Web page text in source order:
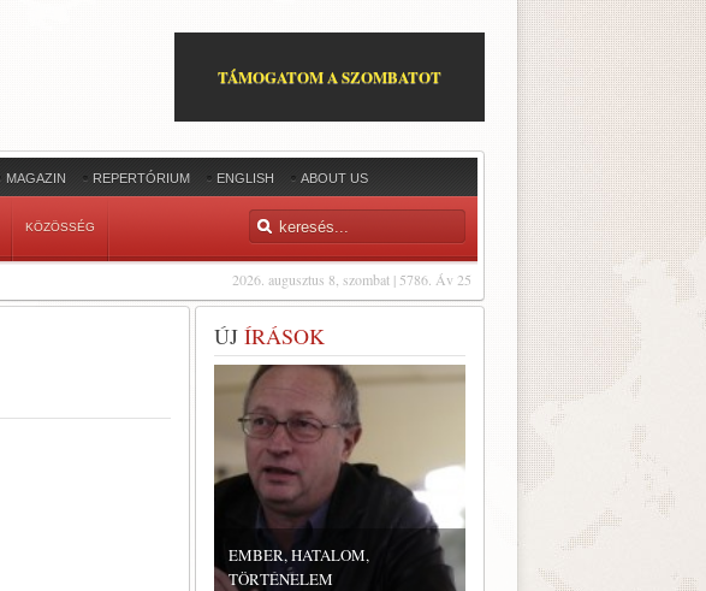
TÁMOGATOM A SZOMBATOT
MAGAZIN REPERTÓRIUM ENGLISH ABOUT US
KÖZÖSSÉG
2026. augusztus 8, szombat | 5786. Áv 25
ÚJ ÍRÁSOK
EMBER, HATALOM,
TÖRTÉNELEM